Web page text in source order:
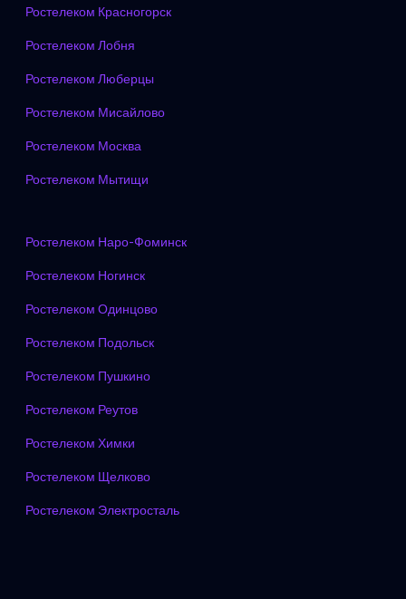
Ростелеком Красногорск
Ростелеком Лобня
Ростелеком Люберцы
Ростелеком Мисайлово
Ростелеком Москва
Ростелеком Мытищи
Ростелеком Наро-Фоминск
Ростелеком Ногинск
Ростелеком Одинцово
Ростелеком Подольск
Ростелеком Пушкино
Ростелеком Реутов
Ростелеком Химки
Ростелеком Щелково
Ростелеком Электросталь